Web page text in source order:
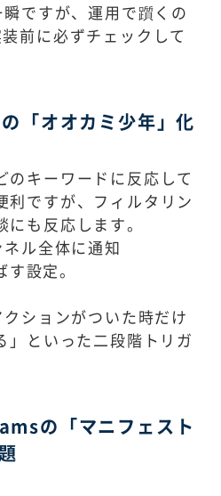
瞬ですが、運用で躓くの
前に必ずチェックして
「オオカミ少年」化
のキーワードに反応して
利ですが、フィルタリン
も反応します。
ル全体に通知
設定。
ションがついた時だけ
」といった二段階トリガ
の「マニフェスト